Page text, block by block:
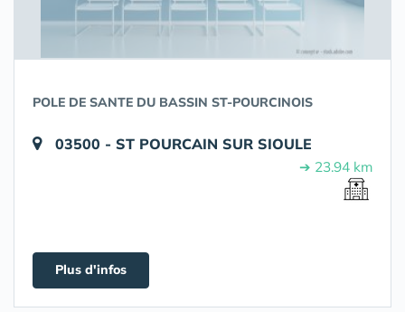
POLE DE SANTE DU BASSIN ST-POURCINOIS
03500 - ST POURCAIN SUR SIOULE
➔ 23.94 km
Plus d'infos